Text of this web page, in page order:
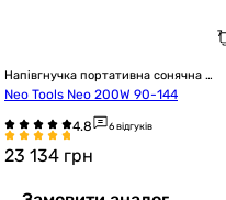
Напівгнучка портативна сонячна
батарея
Neo Tools Neo 200W 90-144
6 відгуків
23 134 грн